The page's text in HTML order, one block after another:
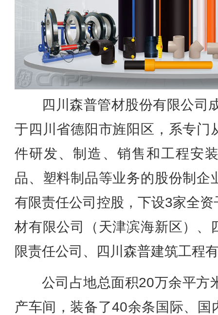
四川森普管材股份有限公司
于四川省德阳市旌阳区，系专门
件研发、制造、销售和工程安
品、塑料制品等业务的股份制企
有限责任公司控股，下设3家全
材有限公司（天津滨海新区）、
限责任公司、四川森普建筑工程
公司占地总面积20万余平方
产车间，装备了40余条国际、国